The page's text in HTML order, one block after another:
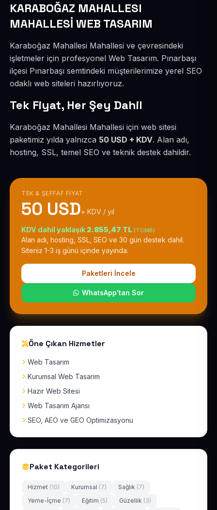
KARABOĞAZ MAHALLESI
MAHALLESİ WEB TASARIM
Karaboğaz Mahallesi Mahallesi ve çevresindeki
işletmeler için profesyonel Web Tasarım. Pınarbaşı
ilçesi Pınarbaşı semtindeki müşterilerimize yerel SEO
odaklı web siteleri hazırlıyoruz.
Tek Fiyat, Her Şey Dahil
Karaboğaz Mahallesi Mahallesi için web sitesi
paketimiz yılda yalnızca 50 USD + KDV. Alan adı,
hosting, SSL, temel SEO ve teknik destek dahildir.
TEK & ŞEFFAF FIYAT
50 USD+ KDV / yıl
KDV dahil yaklaşık 2.855,47 TL (TCMB)
Alan adı, hosting, SSL, SEO ve 30 gün destek dahil.
Siteniz 1-3 iş günü içinde yayında.
Paketleri İncele
WhatsApp'tan Sor
Öne Çıkan Hizmetler
Web Tasarım
Kurumsal Web Tasarım
Hazır Web Sitesi
Web Tasarım Ajansı
SEO, AEO ve GEO Optimizasyonu
Paket Kategorileri
Hizmet (10) Kurumsal (7) Sağlık (7)
Yeme-İçme (7) Eğitim (5) Güzellik (3)